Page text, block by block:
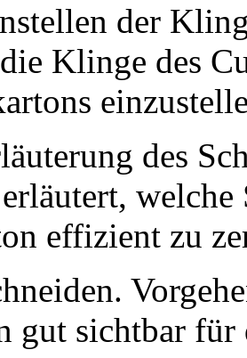
der
Klinge des
des
effizient zu
gut sichtbar für